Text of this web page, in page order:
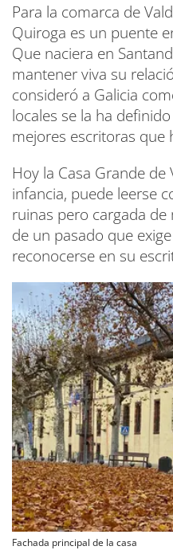
Para la comarca de
Quiroga es un puente
Que naciera en
mantener viva su
consideró a Galicia
locales se la ha
mejores escritoras que
Hoy la Casa Grande
infancia, puede leerse
ruinas pero cargada
de un pasado que
reconocerse en su
Fachada principal de la casa